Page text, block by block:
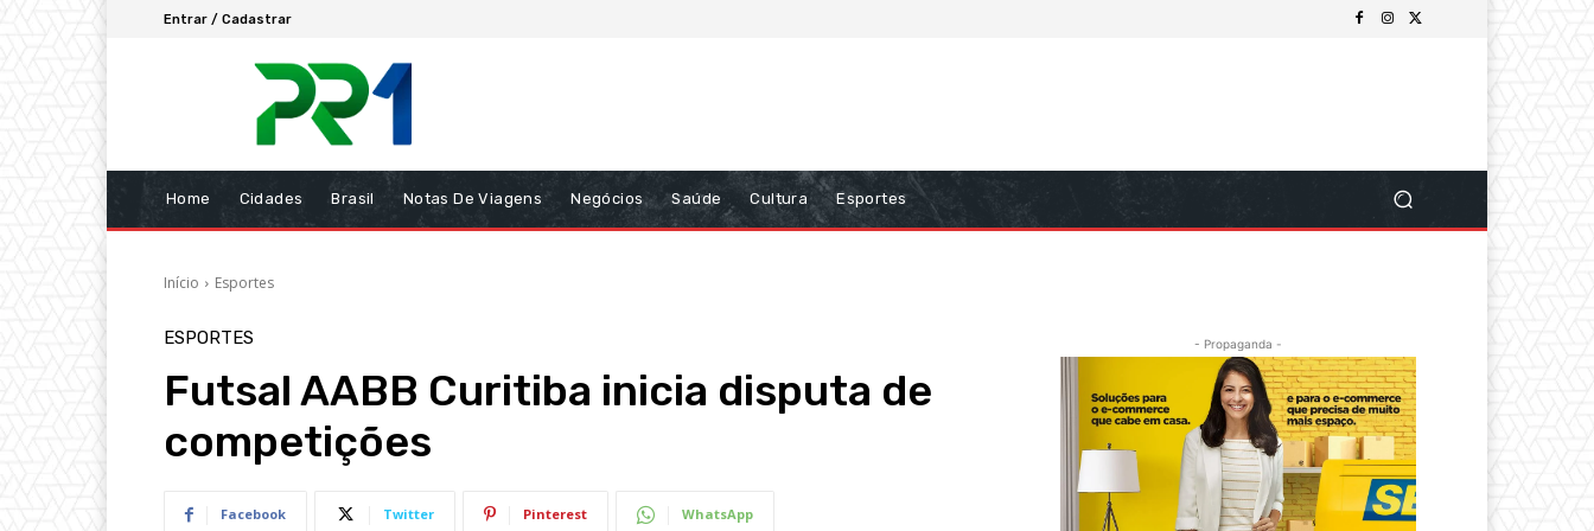
Entrar / Cadastrar
Home Cidades Brasil Notas De Viagens Negócios Saúde Cultura Esportes
Início Esportes
ESPORTES
Futsal AABB Curitiba inicia disputa de
competições
Facebook Twitter Pinterest WhatsApp
- Propaganda -